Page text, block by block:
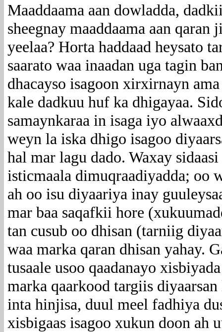
Maaddaama aan dowladda,
sheegnay maaddaama aan qaran
yeelaa? Horta haddaad heysato
saarato waa inaadan uga tagin
dhacayso isagoon xirxirnayn
kale dadkuu huf ka dhigayaa.
samaynkaraa in isaga iyo
weyn la iska dhigo isagoo
hal mar lagu dado. Waxay
isticmaala dimuqraadiyadda; oo
ah oo isu diyaariya inay
mar baa saqafkii hore
tan cusub oo dhisan (tarniig
waa marka qaran dhisan yahay.
tusaale usoo qaadanayo
marka qaarkood targiis
inta hinjisa, duul meel fadhiya
xisbigaas isagoo xukun doon ah